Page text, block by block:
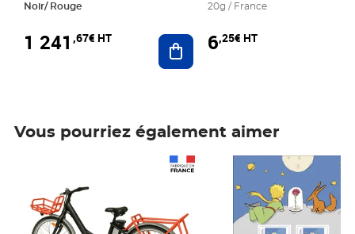
Noir/ Rouge
1 241 ,67€ HT Ajouter au panier
20g / France
6,25€ HT
Vous pourriez également aimer
Prix 6,25€ HT